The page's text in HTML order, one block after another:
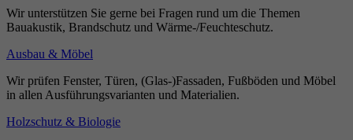
Wir unterstützen Sie gerne bei Fragen rund um die Themen
Bauakustik, Brandschutz und Wärme-/Feuchteschutz.
Ausbau & Möbel
Wir prüfen Fenster, Türen, (Glas-)Fassaden, Fußböden und Möbel
in allen Ausführungsvarianten und Materialien.
Holzschutz & Biologie